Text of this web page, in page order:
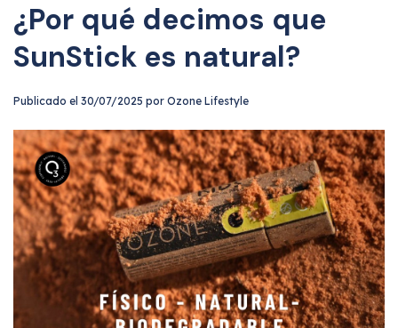
¿Por qué decimos que
SunStick es natural?
Publicado el 30/07/2025 por Ozone Lifestyle